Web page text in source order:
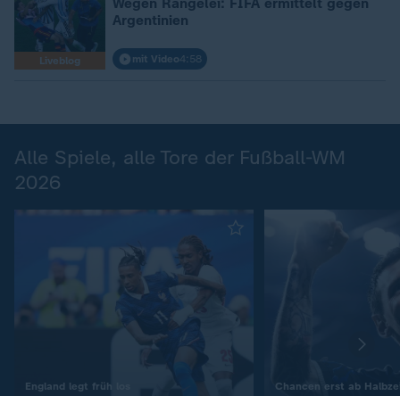
Liveblog
Argentinien
mit Video4:58
Alle Spiele, alle Tore der Fußball-WM
2026
England legt früh los Chancen erst ab